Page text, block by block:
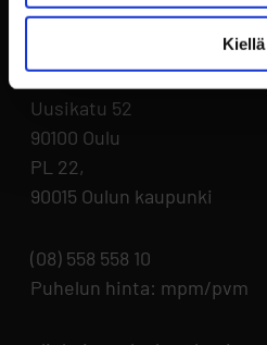
Kiellä
BusinessOulu
Uusikatu 52
90100 Oulu
PL 22,
90015 Oulun kaupunki
(08) 558 558 10
Puhelun hinta: mpm/pvm